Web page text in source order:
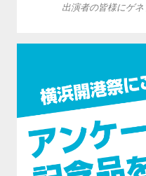
出演者の皆様にゲネ